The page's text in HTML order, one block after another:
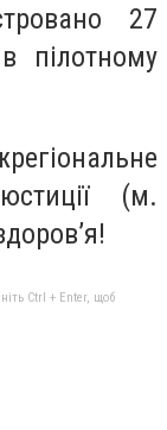
27
(м.
Ctrl + Enter, щоб